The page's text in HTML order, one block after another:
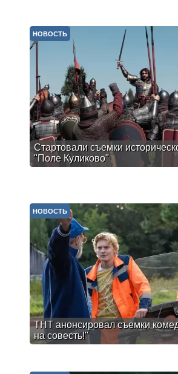
Стартовали съемки
"Поле Куликово"
НОВОСТЬ
ТНТ анонсировал съемки
на совесть!"
НОВОСТЬ